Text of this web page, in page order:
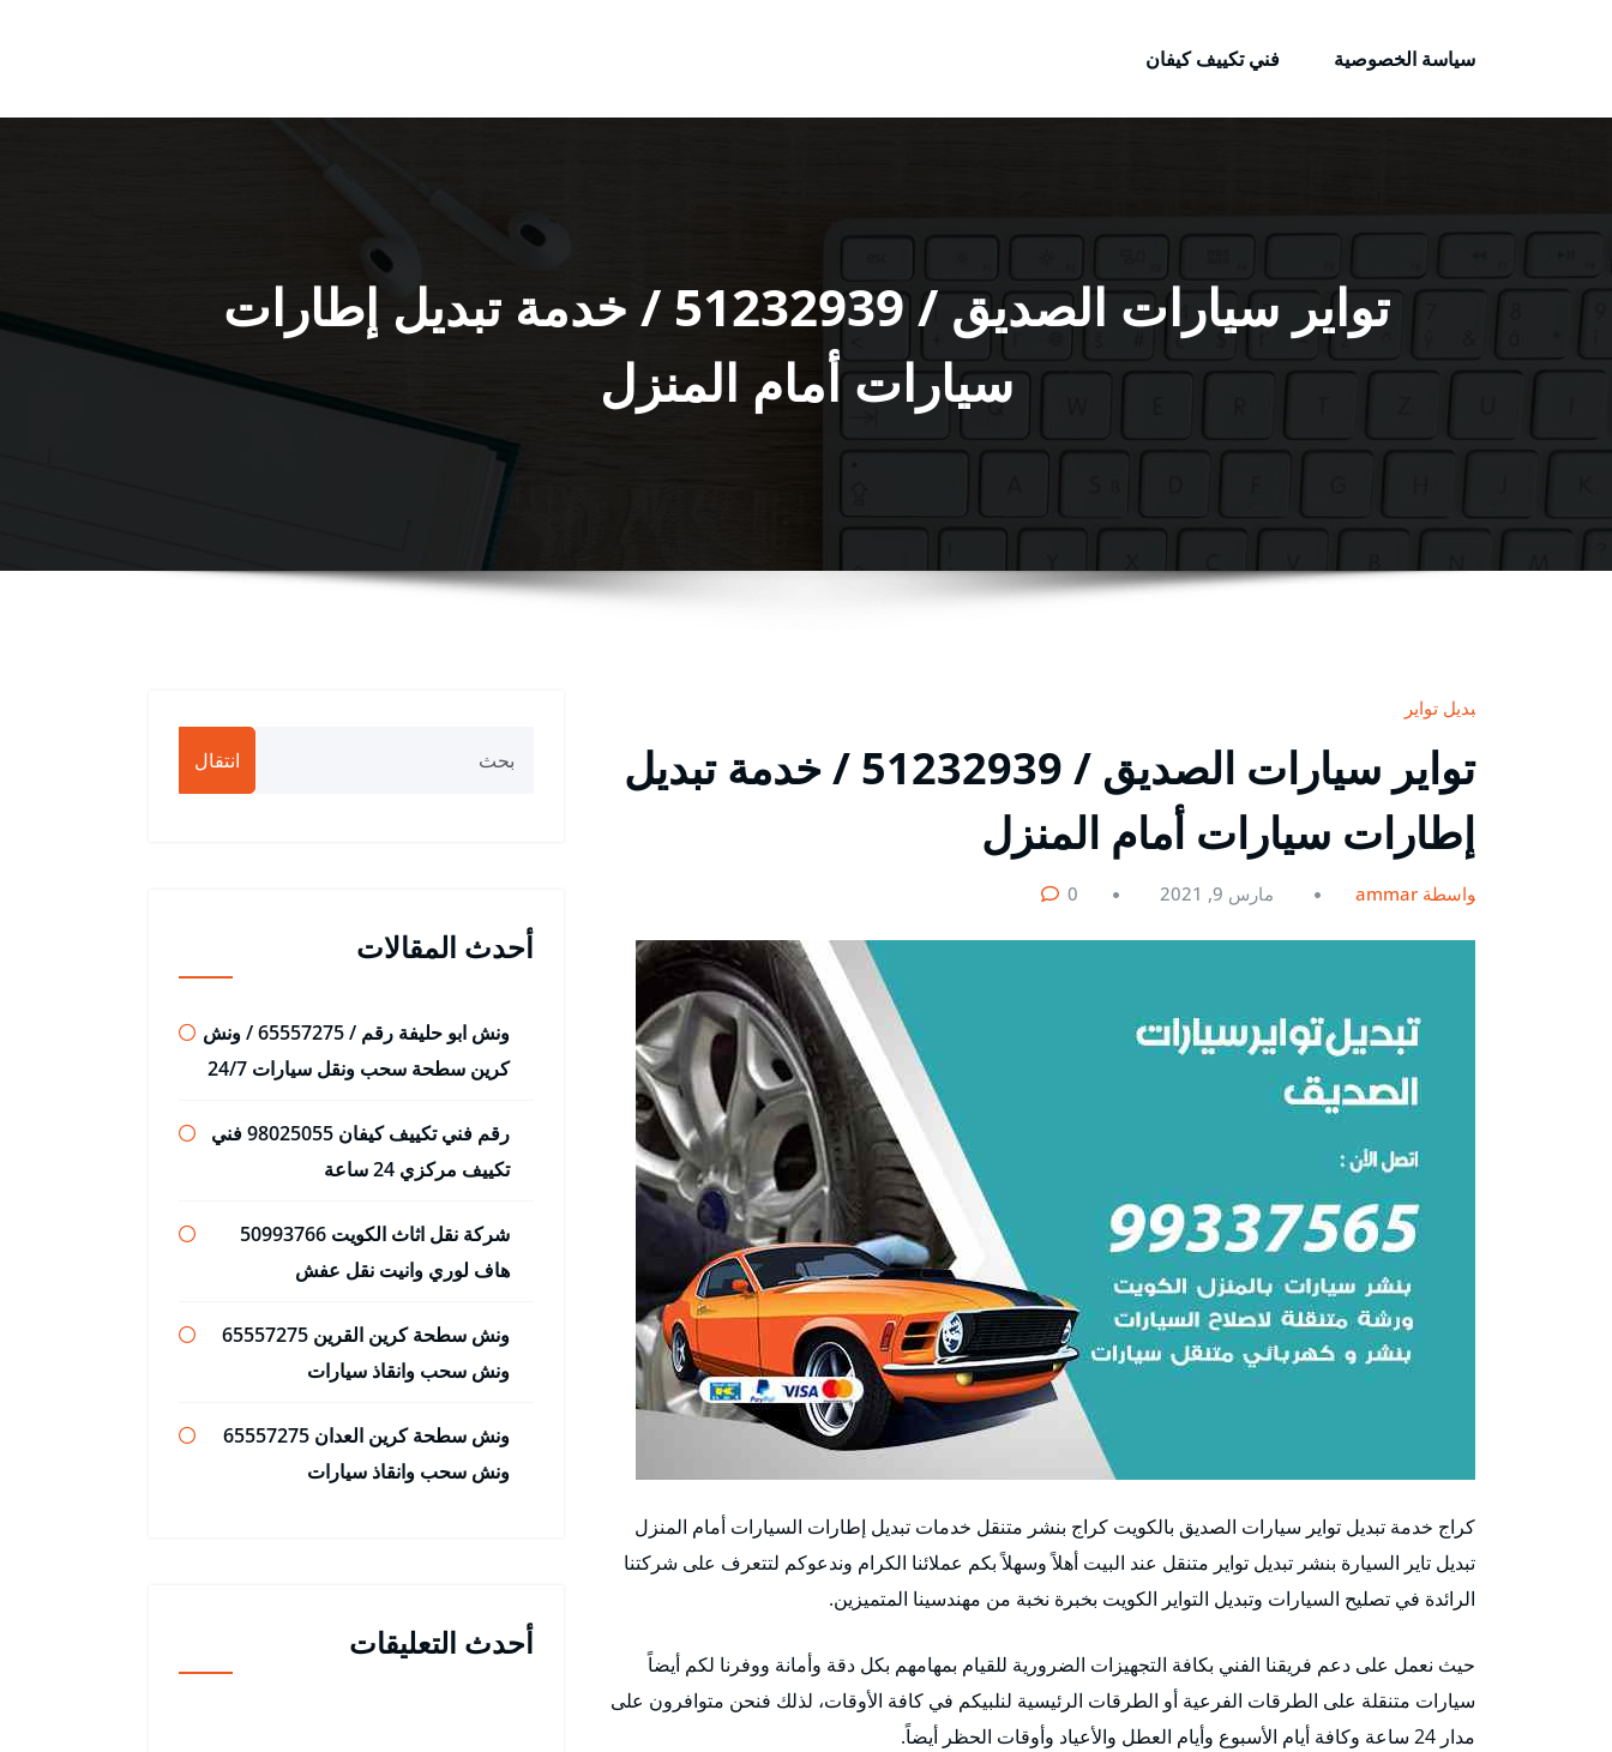
سياسة الخصوصية
فني تكييف كيفان
تواير سيارات الصديق / 51232939‬ / خدمة تبديل إطارات
سيارات أمام المنزل
تبديل تواير
تواير سيارات الصديق / 51232939‬ / خدمة تبديل
إطارات سيارات أمام المنزل
بواسطة ammar مارس 9, 2021 0
كراج خدمة تبديل تواير سيارات الصديق بالكويت كراج بنشر متنقل خدمات تبديل إطارات السيارات أمام المنزل
تبديل تاير السيارة بنشر تبديل تواير متنقل عند البيت أهلاً وسهلاً بكم عملائنا الكرام وندعوكم لتتعرف على شركتنا
الرائدة في تصليح السيارات وتبديل التواير الكويت بخبرة نخبة من مهندسينا المتميزين.
حيث نعمل على دعم فريقنا الفني بكافة التجهيزات الضرورية للقيام بمهامهم بكل دقة وأمانة ووفرنا لكم أيضاً
سيارات متنقلة على الطرقات الفرعية أو الطرقات الرئيسية لنلبيكم في كافة الأوقات، لذلك فنحن متوافرون على
مدار 24 ساعة وكافة أيام الأسبوع وأيام العطل والأعياد وأوقات الحظر أيضاً.
انتقال
أحدث المقالات
ونش ابو حليفة رقم / 65557275 / ونش
كرين سطحة سحب ونقل سيارات 24/7
رقم فني تكييف كيفان 98025055 فني
تكييف مركزي 24 ساعة
شركة نقل اثاث الكويت 50993766
هاف لوري وانيت نقل عفش
ونش سطحة كرين القرين 65557275
ونش سحب وانقاذ سيارات
ونش سطحة كرين العدان 65557275
ونش سحب وانقاذ سيارات
أحدث التعليقات